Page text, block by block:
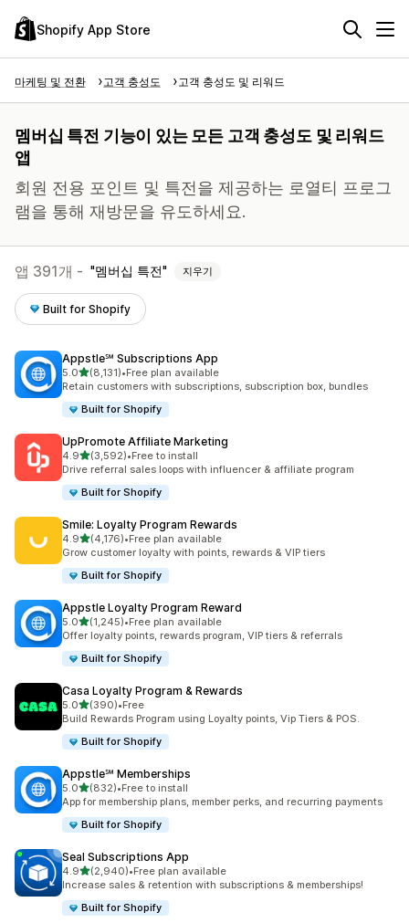
Shopify App Store
마케팅 및 전환 고객 충성도 고객 충성도 및 리워드
멤버십 특전 기능이 있는 모든 고객 충성도 및 리워드
앱
회원 전용 포인트 및 특전을 제공하는 로열티 프로그
램을 통해 재방문을 유도하세요.
앱 391개 - 멤버십 특전 지우기
Built for Shopify
Appstle℠ Subscriptions App
5.0별 5개 중
(8,131)
총 리뷰 8131개
•Free plan available
Retain customers with subscriptions, subscription box, bundles
Built for Shopify
UpPromote Affiliate Marketing
4.9별 5개 중
(3,592)
총 리뷰 3592개
•Free to install
Drive referral sales loops with influencer & affiliate program
Built for Shopify
Smile: Loyalty Program Rewards
4.9별 5개 중
(4,176)
총 리뷰 4176개
•Free plan available
Grow customer loyalty with points, rewards & VIP tiers
Built for Shopify
Appstle Loyalty Program Reward
5.0별 5개 중
(1,245)
총 리뷰 1245개
•Free plan available
Offer loyalty points, rewards program, VIP tiers & referrals
Built for Shopify
Casa Loyalty Program & Rewards
5.0별 5개 중
(390)
총 리뷰 390개
•Free
Build Rewards Program using Loyalty points, Vip Tiers & POS.
Built for Shopify
Appstle℠ Memberships
5.0별 5개 중
(832)
총 리뷰 832개
•Free to install
App for membership plans, member perks, and recurring payments
Built for Shopify
Seal Subscriptions App
4.9별 5개 중
(2,940)
총 리뷰 2940개
•Free plan available
Increase sales & retention with subscriptions & memberships!
Built for Shopify